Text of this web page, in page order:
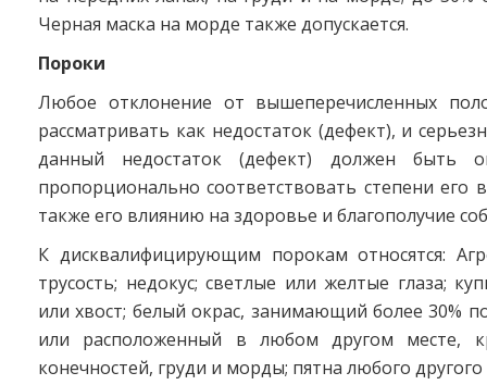
Черная маска на морде также допускается.
Пороки
Любое отклонение от вышеперечисленных
рассматривать как недостаток (дефект), и
данный недостаток (дефект) должен быть
пропорционально соответствовать степени его
также его влиянию на здоровье и благополучие
К дисквалифицирующим порокам относятся:
трусость; недокус; светлые или желтые глаза;
или хвост; белый окрас, занимающий более 30%
или расположенный в любом другом месте,
конечностей, груди и морды; пятна любого